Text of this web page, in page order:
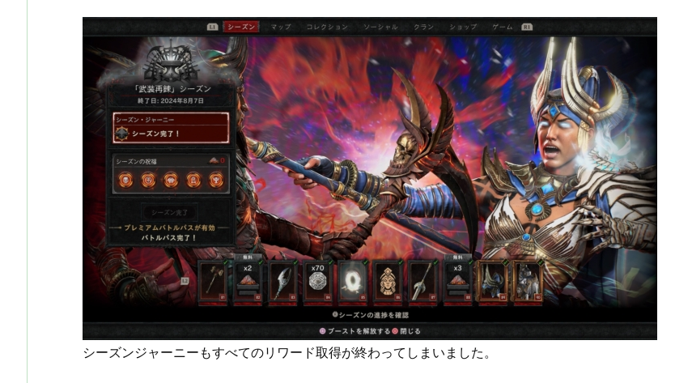
シーズンジャーニーもすべてのリワード取得が終わってしまいました。